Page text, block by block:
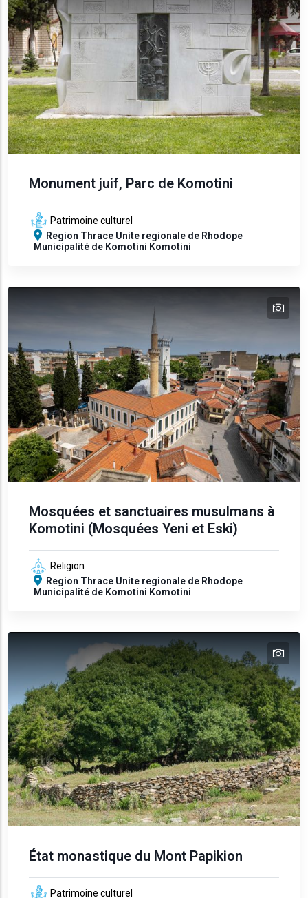
Monument juif, Parc de Komotini
Patrimoine culturel
Region Thrace Unite regionale de Rhodope
Municipalité de Komotini Komotini
Mosquées et sanctuaires musulmans à
Komotini (Mosquées Yeni et Eski)
Religion
Region Thrace Unite regionale de Rhodope
Municipalité de Komotini Komotini
État monastique du Mont Papikion
Patrimoine culturel